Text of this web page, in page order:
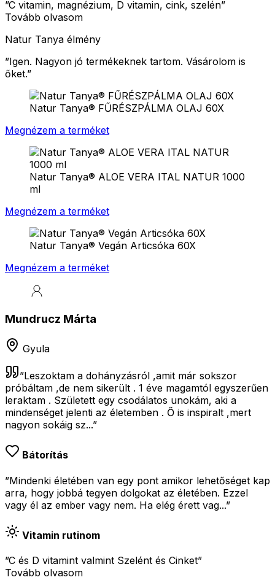
”C vitamin, magnézium, D vitamin, cink, szelén”
Tovább olvasom
Natur Tanya élmény
”Igen. Nagyon jó termékeknek tartom. Vásárolom is
őket.”
Natur Tanya® FŰRÉSZPÁLMA OLAJ 60X
Megnézem a terméket
Natur Tanya® ALOE VERA ITAL NATUR 1000
ml
Megnézem a terméket
Natur Tanya® Vegán Articsóka 60X
Megnézem a terméket
Mundrucz Márta
Gyula
”Leszoktam a dohányzásról ,amit már sokszor
próbáltam ,de nem sikerült . 1 éve magamtól egyszerűen
leraktam . Született egy csodálatos unokám, aki a
mindenséget jelenti az életemben . Ő is inspiralt ,mert
nagyon sokáig sz...”
Bátorítás
”Mindenki életében van egy pont amikor lehetőséget kap
arra, hogy jobbá tegyen dolgokat az életében. Ezzel
vagy él az ember vagy nem. Ha elég érett vag...”
Vitamin rutinom
”C és D vitamint valmint Szelént és Cinket”
Tovább olvasom